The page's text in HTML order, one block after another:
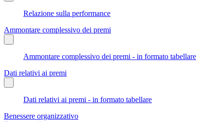
Relazione sulla performance
Ammontare complessivo dei premi
Ammontare complessivo dei premi - in formato tabellare
Dati relativi ai premi
Dati relativi ai premi - in formato tabellare
Benessere organizzativo